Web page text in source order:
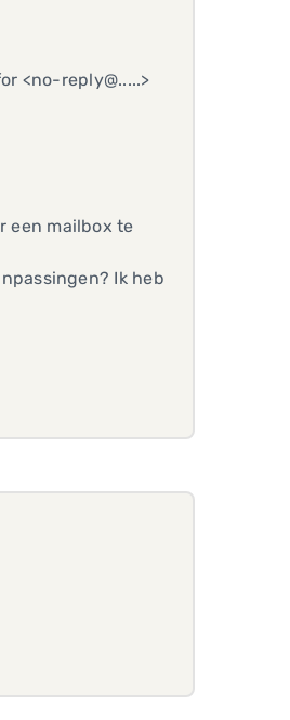
<no-reply@.....>
een mailbox te
Ik heb